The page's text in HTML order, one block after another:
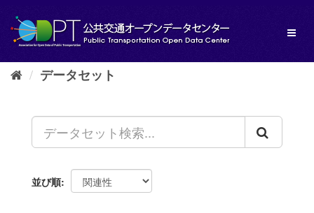
し
データセット
並び順